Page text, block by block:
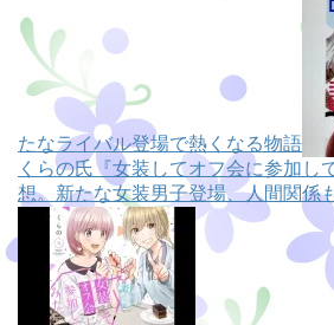
たなライバル登場で熱くなる物語
くらの氏『女装してオフ会に参加し
想。新たな女装男子登場、人間関係